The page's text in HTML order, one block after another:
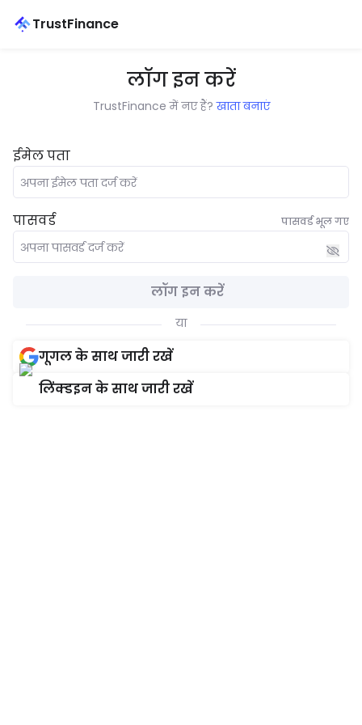
TrustFinance
लॉग इन करें
TrustFinance में नए हैं? खाता बनाएं
ईमेल पता
पासवर्ड पासवर्ड भूल गए
लॉग इन करें
या
गूगल के साथ जारी रखें
लिंक्डइन के साथ जारी रखें